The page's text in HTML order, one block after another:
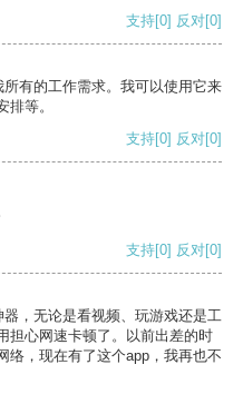
支持[0] 反对[0]
有的工作需求。我可以使用它来
等。
支持[0] 反对[0]
支持[0] 反对[0]
，无论是看视频、玩游戏还是工
担心网速卡顿了。以前出差的时
络，现在有了这个app，我再也不